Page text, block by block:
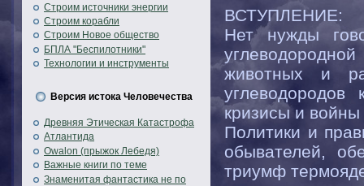
Строим источники энергии
Строим корабли
Строим Новое общество
БПЛА "Беспилотники"
Технологии и инструменты
Версия истока Человечества
Древняя Этическая Катастрофа
Атлантида
Owalon (прыжок Лебедя)
Важные книги по теме
Знаменитая фантастика не по
ВСТУПЛЕНИЕ:
Нет нужды
животных и
углеводородов
кризисы и войны
Политики и
обывателей,
триумф